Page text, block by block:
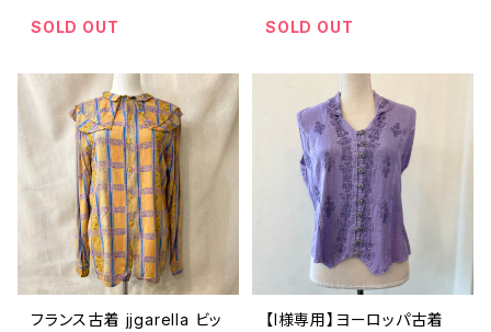
SOLD OUT
SOLD OUT
フランス古着 jjgarella ビッ
【I様専用】ヨーロッパ古着